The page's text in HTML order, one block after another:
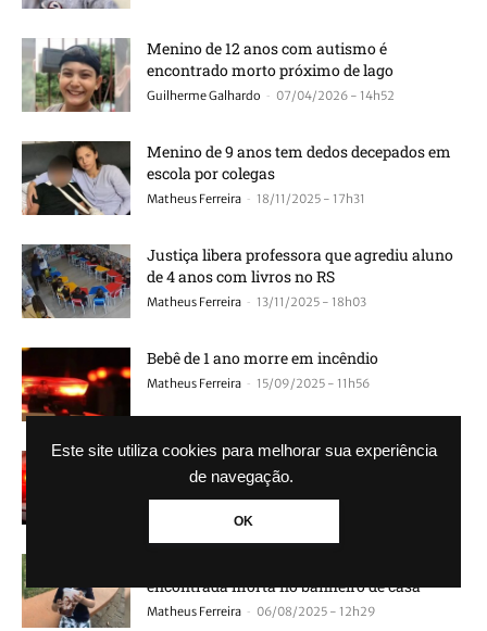
Este site utiliza cookies para melhorar sua experiência
de navegação.
OK
Menino de 12 anos com autismo é
encontrado morto próximo de lago
Guilherme Galhardo - 07/04/2026 - 14h52
Menino de 9 anos tem dedos decepados em
escola por colegas
Matheus Ferreira - 18/11/2025 - 17h31
Justiça libera professora que agrediu aluno
de 4 anos com livros no RS
Matheus Ferreira - 13/11/2025 - 18h03
Bebê de 1 ano morre em incêndio
Matheus Ferreira - 15/09/2025 - 11h56
Criança de 2 anos morre e corpo fica 24
horas no sofá de casa
encontrada morta no banheiro de casa
Matheus Ferreira - 06/08/2025 - 12h29